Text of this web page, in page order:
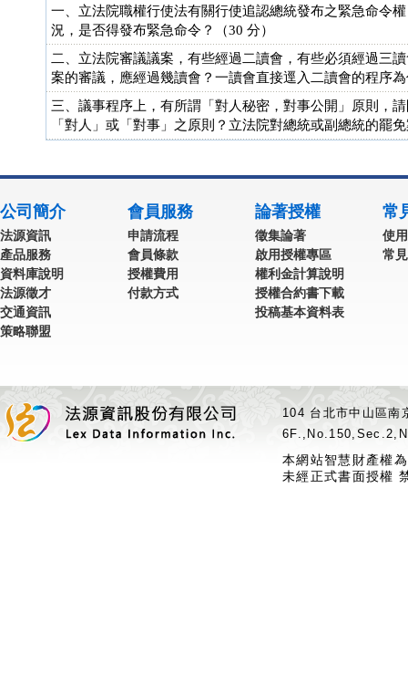
一、立法院職權行使法有關行使追認總統發布之緊急命令
況，是否得發布緊急命令？（30 分）
二、立法院審議議案，有些經過二讀會，有些必須經過三
案的審議，應經過幾讀會？一讀會直接逕入二讀會的程序
三、議事程序上，有所謂「對人秘密，對事公開」原則，
「對人」或「對事」之原則？立法院對總統或副總統的罷
公司簡介
法源資訊
產品服務
資料庫說明
法源徵才
交通資訊
策略聯盟
會員服務
申請流程
會員條款
授權費用
付款方式
論著授權
徵集論著
啟用授權專區
權利金計算說明
授權合約書下載
投稿基本資料表
常
使
常
104 台北市中山區
本網站智慧財產權
未經正式書面授權